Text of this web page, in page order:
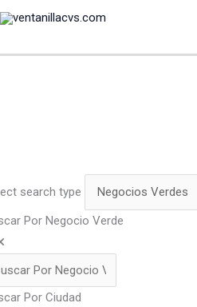
Ir
contenido
search type
Por Negocio Verde
Por Ciudad